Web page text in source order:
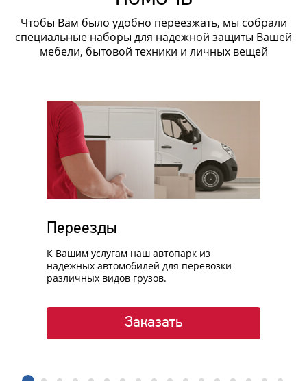
Чтобы Вам было удобно переезжать, мы собрали
специальные наборы для надежной защиты Вашей
мебели, бытовой техники и личных вещей
Переезды
К Вашим услугам наш автопарк из
надежных автомобилей для перевозки
различных видов грузов.
Заказать